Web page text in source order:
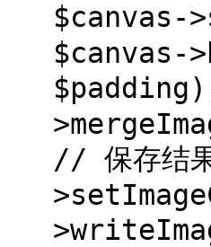
$canvas-
// 保存结